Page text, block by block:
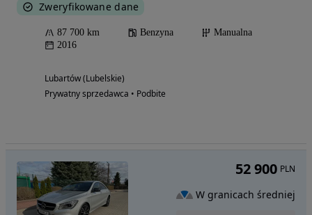
Zweryfikowane dane
87 700 km Benzyna
Manualna
2016
Lubartów (Lubelskie)
Prywatny sprzedawca • Podbite
52 900 PLN
W granicach średniej